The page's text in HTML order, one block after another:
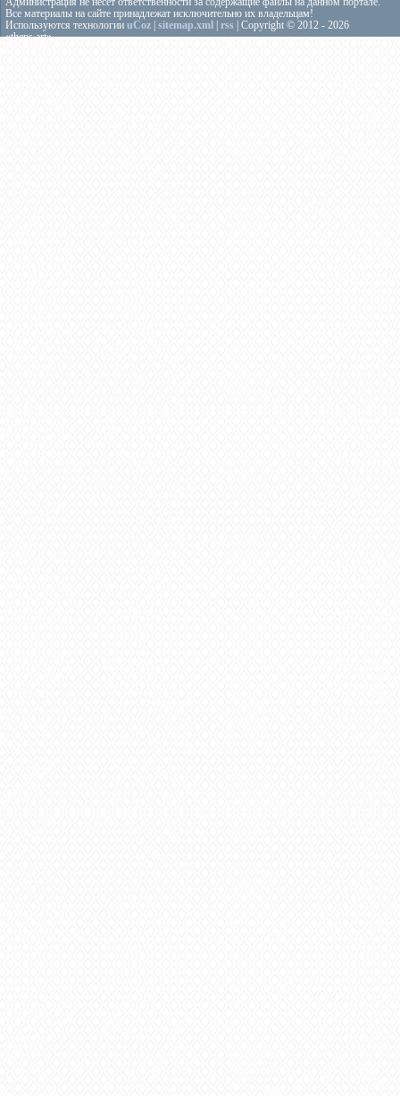
Все материалы на сайте принадлежат исключительно их владельцам!
Используются технологии uCoz sitemap.xml rss | Copyright © 2012 - 2026
«theps.art»